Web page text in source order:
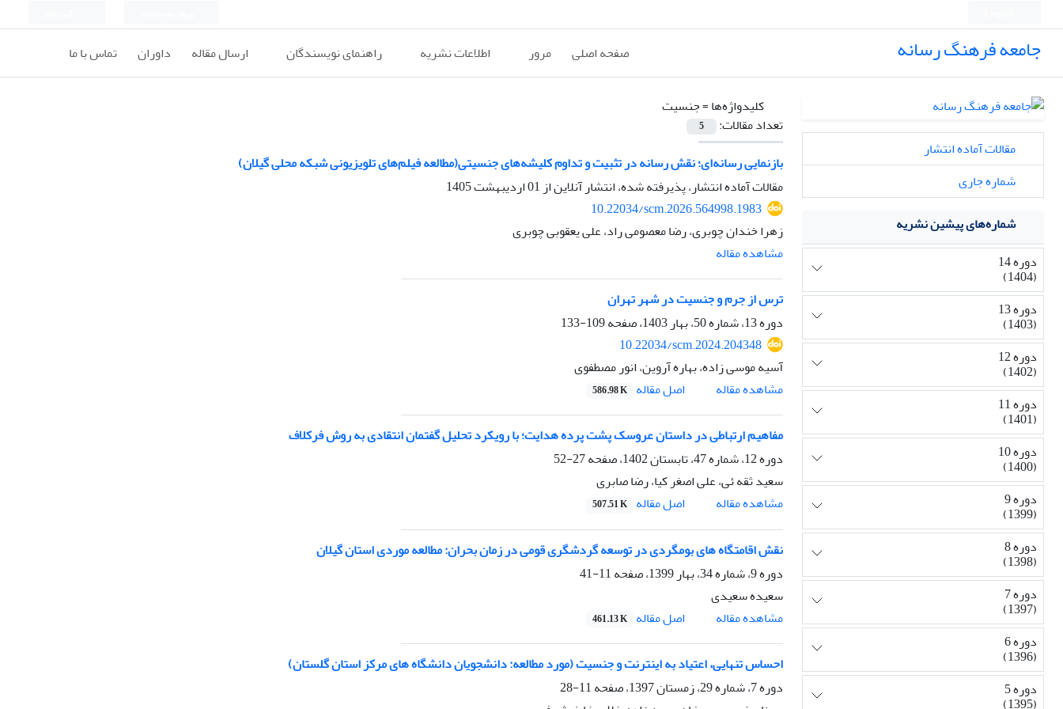
جامعه فرهنگ رسانه صفحه اصلی مرور اطلاعات نشریه راهنمای نویسندگان ارسال مقاله داوران تماس با ما
کلیدواژه‌ها =جنسیت
تعداد مقالات:
5
بازنمایی رسانه‌ای؛ نقش رسانه در تثبیت و تداوم کلیشه‌های جنسیتی(مطالعه فیلم‌های تلویزیونی شبکه محلی گیلان)
مقالات آماده انتشار، پذیرفته شده، انتشار آنلاین از01 اردیبهشت 1405
10.22034/scm.2026.564998.1983
زهرا خندان چوبری، رضا معصومی راد، علی یعقوبی چوبری
مشاهده مقاله
ترس از جرم و جنسیت در شهر تهران
دوره 13، شماره 50، بهار 1403، صفحه
109-133
10.22034/scm.2024.204348
آسیه موسی زاده، بهاره آروین، انور مصطفوی
مشاهده مقاله
اصل مقاله 586.98 K
مفاهیم ارتباطی در داستان عروسک پشت پرده هدایت؛ با رویکرد تحلیل گفتمان انتقادی به روش فرکلاف
دوره 12، شماره 47، تابستان 1402، صفحه
27-52
سعید ثقه ئی، علی اصغر کیا، رضا صابری
مشاهده مقاله
اصل مقاله 507.51 K
نقش اقامتگاه های بومگردی در توسعه گردشگری قومی در زمان بحران: مطالعه موردی استان گیلان
دوره 9، شماره 34، بهار 1399، صفحه
11-41
سعیده سعیدی
مشاهده مقاله
اصل مقاله 461.13 K
احساس تنهایی، اعتیاد به اینترنت و جنسیت (مورد مطالعه: دانشجویان دانشگاه های مرکز استان گلستان)
دوره 7، شماره 29، زمستان 1397، صفحه
11-28
مقالات آماده انتشار
شماره جاری
شماره‌های پیشین نشریه
دوره 14
(1404)
دوره 13
(1403)
دوره 12
(1402)
دوره 11
(1401)
دوره 10
(1400)
دوره 9
(1399)
دوره 8
(1398)
دوره 7
(1397)
دوره 6
(1396)
دوره 5